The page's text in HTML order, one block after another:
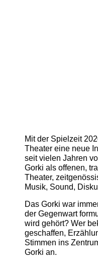
Mit der Spielzeit
Theater eine neue
seit vielen Jahren
Gorki als offenen,
Theater,
Musik, Sound,
Das Gorki war
der Gegenwart
wird gehört? Wer
geschaffen,
Stimmen ins
Gorki an.